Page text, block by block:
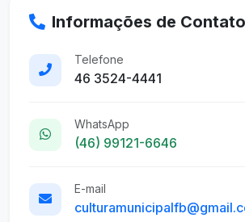
Informações de Contato
Telefone
46 3524-4441
WhatsApp
(46) 99121-6646
E-mail